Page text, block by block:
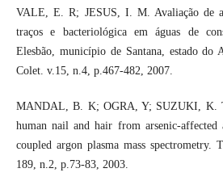
VALE, E. R; JESUS, I. M. Avaliação de
traços e bacteriológica em águas de
Elesbão, município de Santana, estado do
Colet. v.15, n.4, p.467-482, 2007.
MANDAL, B. K; OGRA, Y; SUZUKI, K.
human nail and hair from arsenic-
coupled argon plasma mass spectrometry.
189, n.2, p.73-83, 2003.